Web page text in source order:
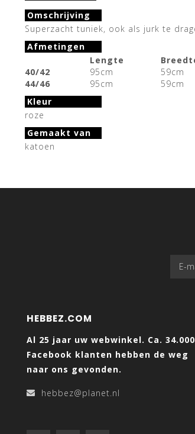
Omschrijving
Superzacht tuniek, ook als jurk te
Afmetingen
Lengte
40/42
95cm
59cm
44/46
95cm
59cm
Kleur
roze
Gemaakt van
katoen
HEBBEZ.COM
Al 25 jaar uw webwinkel. Ca. 34.000
Facebook klanten hebben de weg
naar ons gevonden.
hebbez@planet.nl